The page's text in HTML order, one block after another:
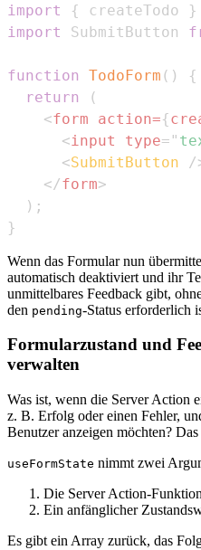
import
{ createTodo }
import
SubmitButton
function TodoForm ( )
{
return
(
<form action={
<input type= "
<SubmitButton
/
</form>
) ;
}
Wenn das Formular nun
automatisch deaktiviert und ihr
unmittelbares Feedback gibt,
den pending-Status erforderlich
Formularzustand und
verwalten
Was ist, wenn die Server Action
z. B. Erfolg oder einen Fehler,
Benutzer anzeigen möchten?
useFormState nimmt zwei
Die Server Action-
Ein anfänglicher
Es gibt ein Array zurück, das